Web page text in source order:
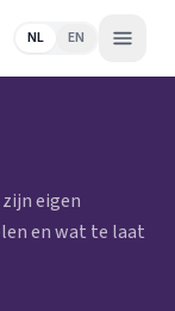
NL EN
eigen
en wat te laat